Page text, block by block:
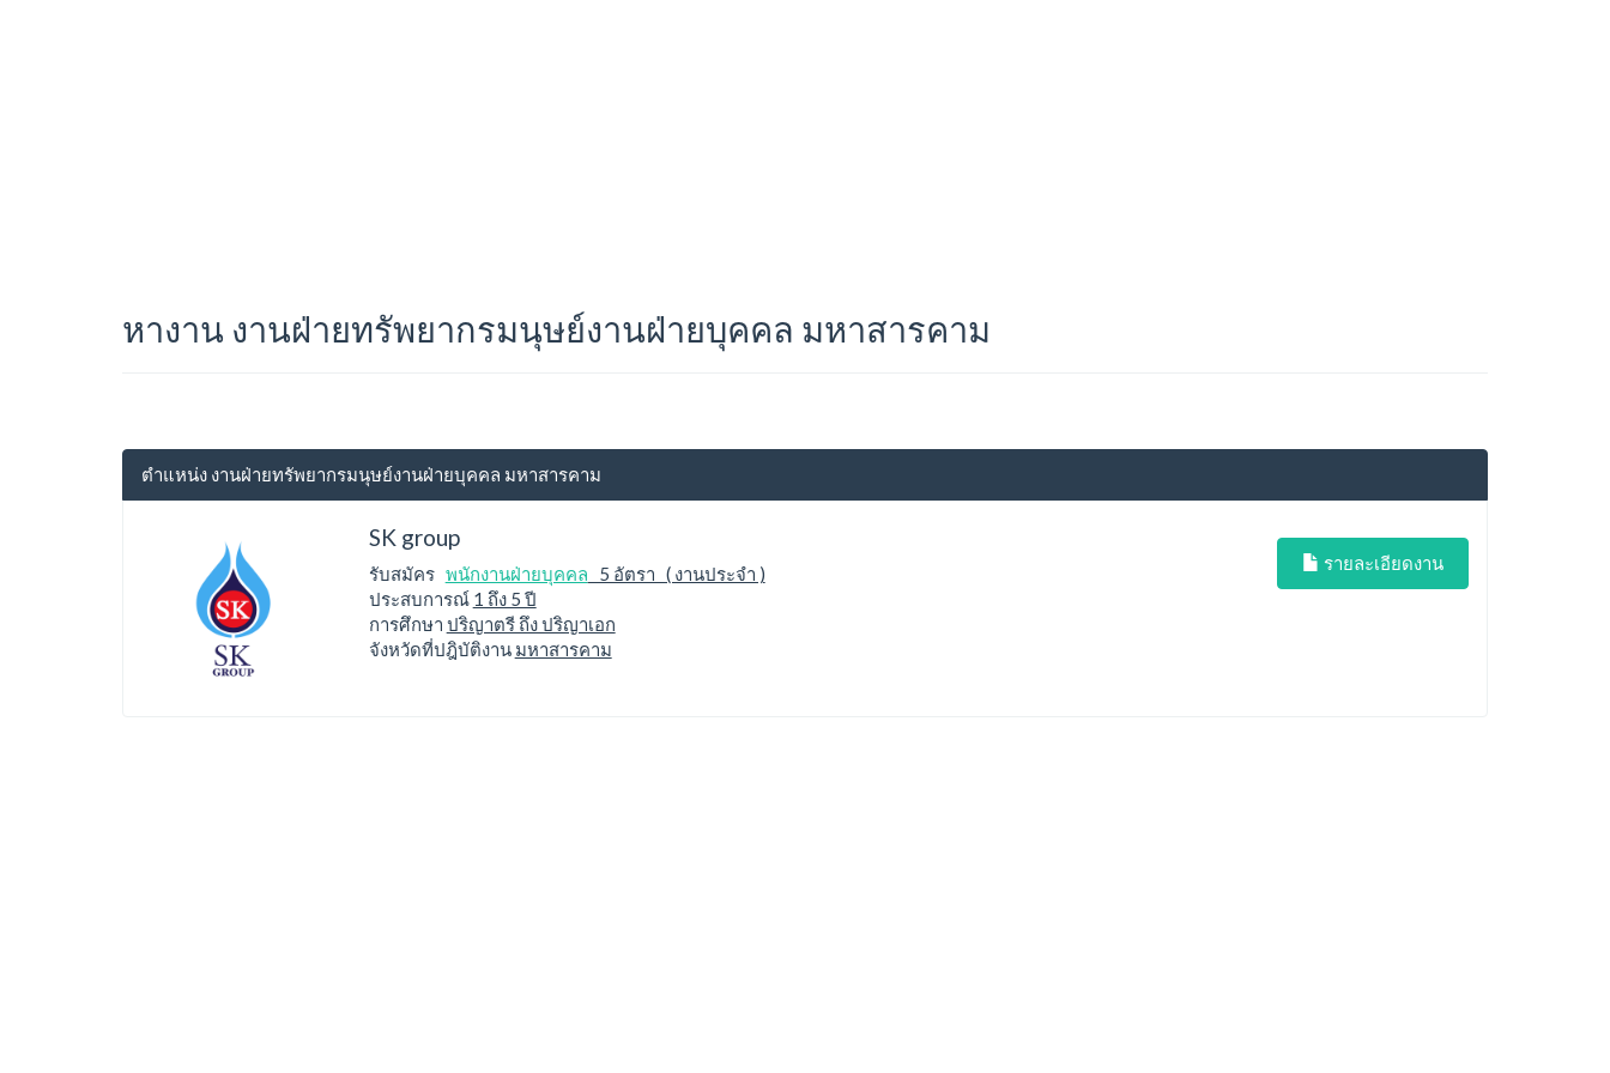
หางาน งานฝ่ายทรัพยากรมนุษย์งานฝ่ายบุคคล มหาสารคาม
ตำแหน่ง งานฝ่ายทรัพยากรมนุษย์งานฝ่ายบุคคล มหาสารคาม
SK group
รับสมัคร พนักงานฝ่ายบุคคล 5 อัตรา ( งานประจำ )
ประสบการณ์ 1 ถึง 5 ปี
การศึกษา ปริญาตรี ถึง ปริญาเอก
จังหวัดที่ปฎิบัติงาน มหาสารคาม
รายละเอียดงาน